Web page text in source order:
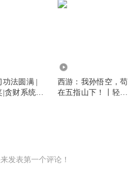
功法圆满 |
贪财系统|
西游：我孙悟空，苟
在五指山下！丨轻松
发表第一个评论！